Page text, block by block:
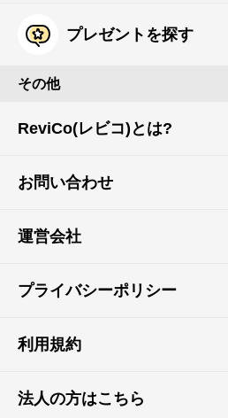
プレゼントを探す
その他
ReviCo(レビコ)とは?
お問い合わせ
運営会社
プライバシーポリシー
利用規約
法人の方はこちら